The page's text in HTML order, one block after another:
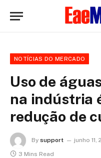
NOTÍCIAS DO MERCADO
Uso de
na indústria
redução de
By support junho 11,
3 Mins Read